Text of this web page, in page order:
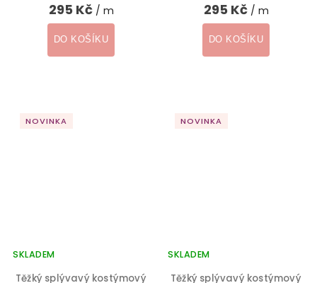
295 Kč / m
DO KOŠÍKU
295 Kč / m
DO KOŠÍKU
NOVINKA
Těžký splývavý kostýmový
SKLADEM
NOVINKA
Těžký splývavý kostýmový
SKLADEM